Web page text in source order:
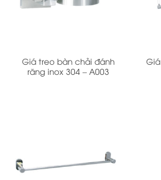
Giá treo bàn chải đánh
răng inox 304 – A003